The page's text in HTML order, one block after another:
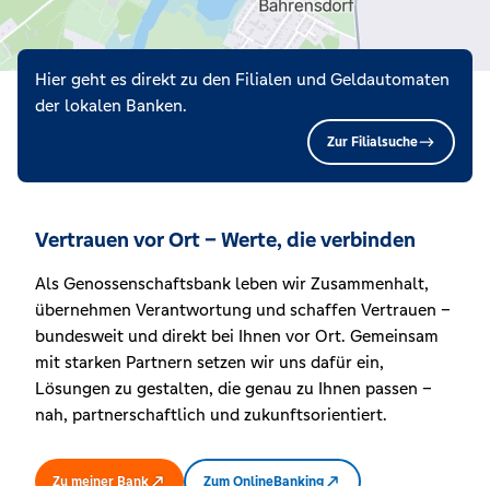
Hier geht es direkt zu den Filialen und Geldautomaten
der lokalen Banken.
Zur Filialsuche
Vertrauen vor Ort – Werte, die verbinden
Als Genossenschaftsbank leben wir Zusammenhalt,
übernehmen Verantwortung und schaffen Vertrauen –
bundesweit und direkt bei Ihnen vor Ort. Gemeinsam
mit starken Partnern setzen wir uns dafür ein,
Lösungen zu gestalten, die genau zu Ihnen passen –
nah, partnerschaftlich und zukunftsorientiert.
Zu meiner Bank Zum OnlineBanking